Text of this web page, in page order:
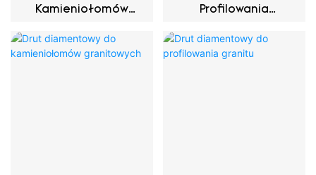
Kamieniołomów
Sucho
Profilowania